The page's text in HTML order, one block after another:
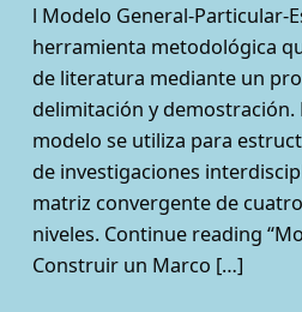
l Modelo General-Particular-
herramienta metodológica
de literatura mediante un
delimitación y demostración.
modelo se utiliza para
de investigaciones
matriz convergente de
niveles. Continue reading
Construir un Marco […]